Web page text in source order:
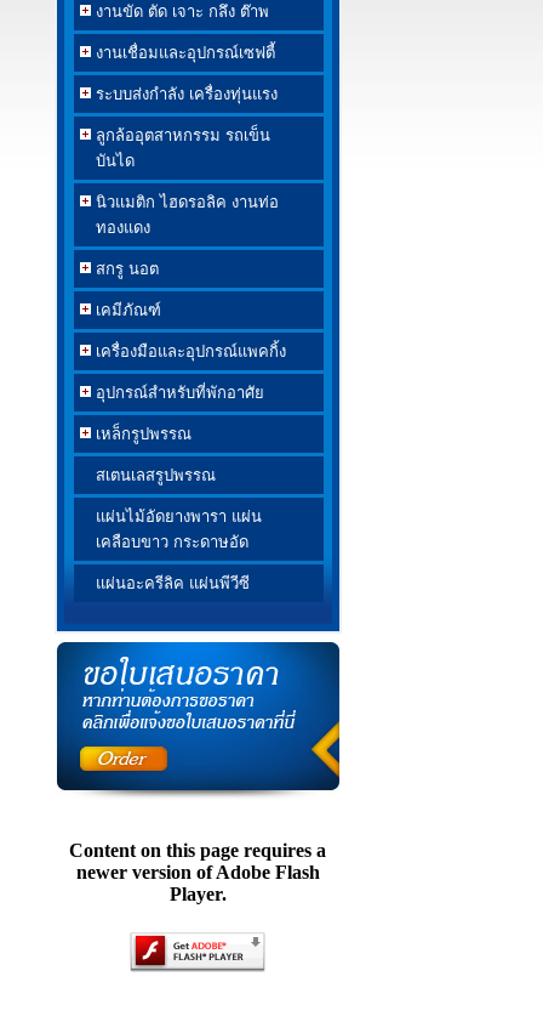
งานขัด ตัด เจาะ กลึง ต๊าพ
งานเชื่อมและอุปกรณ์เซฟตี้
ระบบส่งกำลัง เครื่องทุ่นแรง
ลูกล้ออุตสาหกรรม รถเข็น
บันได
นิวแมติก ไฮดรอลิค งานท่อ
ทองแดง
สกรู นอต
เคมีภัณฑ์
เครื่องมือและอุปกรณ์แพคกิ้ง
อุปกรณ์สำหรับที่พักอาศัย
เหล็กรูปพรรณ
สเตนเลสรูปพรรณ
แผ่นไม้อัดยางพารา แผ่น
เคลือบขาว กระดาษอัด
แผ่นอะครีลิค แผ่นพีวีซี
Content on this page requires a
newer version of Adobe Flash
Player.